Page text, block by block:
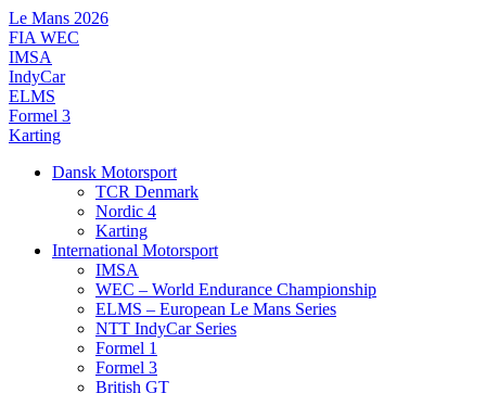
Videre
til
indhold
Le Mans 2026
FIA WEC
IMSA
IndyCar
ELMS
Formel 3
Karting
Dansk Motorsport
TCR Denmark
Nordic 4
Karting
International Motorsport
IMSA
WEC – World Endurance Championship
ELMS – European Le Mans Series
NTT IndyCar Series
Formel 1
Formel 3
British GT